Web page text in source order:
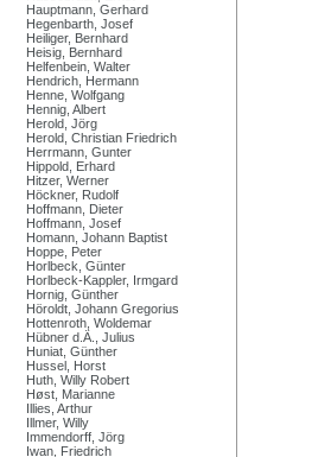
Hauptmann, Gerhard
Hegenbarth, Josef
Heiliger, Bernhard
Heisig, Bernhard
Helfenbein, Walter
Hendrich, Hermann
Henne, Wolfgang
Hennig, Albert
Herold, Jörg
Herold, Christian Friedrich
Herrmann, Gunter
Hippold, Erhard
Hitzer, Werner
Höckner, Rudolf
Hoffmann, Dieter
Hoffmann, Josef
Homann, Johann Baptist
Hoppe, Peter
Horlbeck, Günter
Horlbeck-Kappler, Irmgard
Hornig, Günther
Höroldt, Johann Gregorius
Hottenroth, Woldemar
Hübner d.Ä., Julius
Huniat, Günther
Hussel, Horst
Huth, Willy Robert
Høst, Marianne
Illies, Arthur
Illmer, Willy
Immendorff, Jörg
Iwan, Friedrich